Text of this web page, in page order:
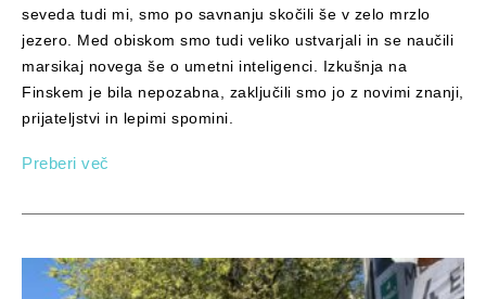
seveda tudi mi, smo po savnanju skočili še v zelo mrzlo
jezero. Med obiskom smo tudi veliko ustvarjali in se naučili
marsikaj novega še o umetni inteligenci. Izkušnja na
Finskem je bila nepozabna, zaključili smo jo z novimi znanji,
prijateljstvi in lepimi spomini.
Preberi več